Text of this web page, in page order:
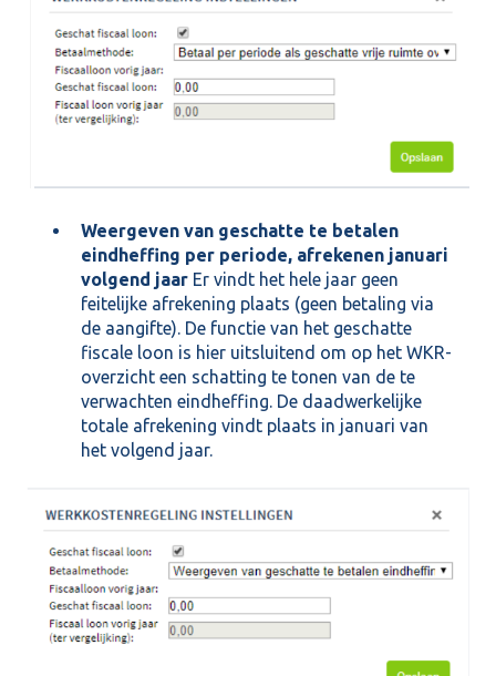
Weergeven van geschatte te betalen
eindheffing per periode, afrekenen januari
volgend jaar Er vindt het hele jaar geen
feitelijke afrekening plaats (geen betaling via
de aangifte). De functie van het geschatte
fiscale loon is hier uitsluitend om op het WKR-
overzicht een schatting te tonen van de te
verwachten eindheffing. De daadwerkelijke
totale afrekening vindt plaats in januari van
het volgend jaar.